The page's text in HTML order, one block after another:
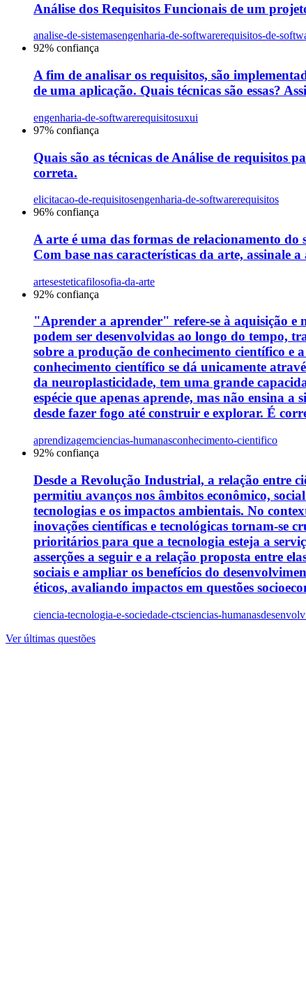
Análise dos Requisitos Funcionais de um
analise-de-sistemasengenharia-de-softwarerequisitos-de-
92% confiança
A fim de analisar os requisitos, são
de uma aplicação. Quais técnicas são essas?
engenharia-de-softwarerequisitosuxui
97% confiança
Quais são as técnicas de Análise de requisitos
correta.
elicitacao-de-requisitosengenharia-de-softwarerequisitos
96% confiança
A arte é uma das formas de relacionamento
Com base nas características da arte, assinale
artesesteticafilosofia-da-arte
92% confiança
"Aprender a aprender" refere-se à aquisição e
podem ser desenvolvidas ao longo do tempo,
sobre a produção de conhecimento científico e
conhecimento científico se dá unicamente
da neuroplasticidade, tem uma grande
espécie que apenas aprende, mas não ensina
desde fazer fogo até construir e explorar. É
aprendizagemciencias-humanasconhecimento-cientifico
92% confiança
Desde a Revolução Industrial, a relação entre
permitiu avanços nos âmbitos econômico,
tecnologias e os impactos ambientais. No
inovações científicas e tecnológicas tornam-se
prioritários para que a tecnologia esteja a
asserções a seguir e a relação proposta entre
sociais e ampliar os benefícios do
éticos, avaliando impactos em questões
ciencia-tecnologia-e-sociedade-ctsciencias-humanas
Ver últimas questões